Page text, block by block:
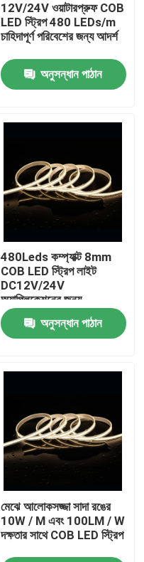
12V/24V ওয়াটারপ্রুফ COB
LED স্ট্রিপ 480 LEDs/m
চাহিদাপূর্ণ পরিবেশের জন্য আদর্শ
অনুসন্ধান পাঠান
480Leds কম্প্যাক্ট 8mm
COB LED স্ট্রিপ লাইট
DC12V/24V
অ্যাপ্লিকেশনের জন্য
অনুসন্ধান পাঠান
মেঝে আলোকসজ্জা সাদা রঙের
10W / M এবং 100LM / W
দক্ষতার সাথে COB LED স্ট্রিপ